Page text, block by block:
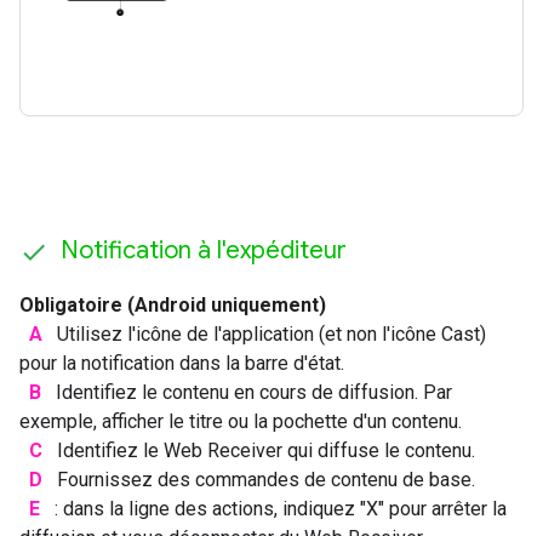
Notification à l'expéditeur
Obligatoire (Android uniquement)
A
Utilisez l'icône de l'application (et non l'icône Cast)
pour la notification dans la barre d'état.
B
Identifiez le contenu en cours de diffusion. Par
exemple, afficher le titre ou la pochette d'un contenu.
C
Identifiez le Web Receiver qui diffuse le contenu.
D
Fournissez des commandes de contenu de base.
E
: dans la ligne des actions, indiquez "X" pour arrêter la